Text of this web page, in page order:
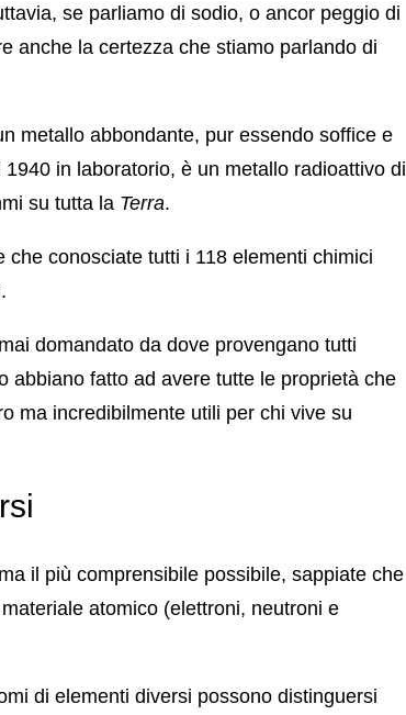
se parliamo di sodio, o ancor peggio di
anche la certezza che stiamo parlando di
metallo abbondante, pur essendo soffice e
in laboratorio, è un metallo radioattivo di
su tutta la Terra.
conosciate tutti i 118 elementi chimici
.
domandato da dove provengano tutti
abbiano fatto ad avere tutte le proprietà che
ma incredibilmente utili per chi vive su
il più comprensibile possibile, sappiate che
atomico (elettroni, neutroni e
di elementi diversi possono distinguersi